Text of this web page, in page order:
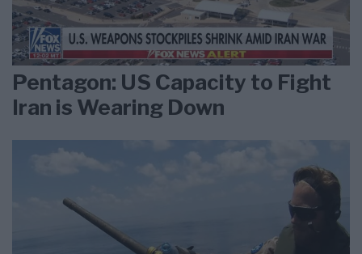
Pentagon: US Capacity to Fight
Iran is Wearing Down